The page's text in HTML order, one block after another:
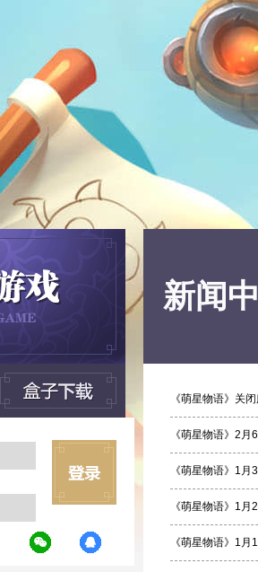
新闻
《萌星物语》关
《萌星物语》2
《萌星物语》1
《萌星物语》1
《萌星物语》1